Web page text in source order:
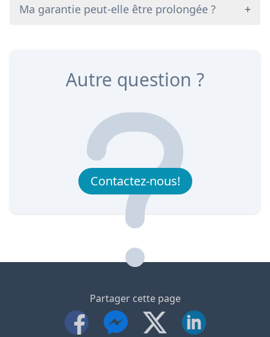
Ma garantie peut-elle être prolongée ? +
Autre question ?
Contactez-nous!
Partager cette page